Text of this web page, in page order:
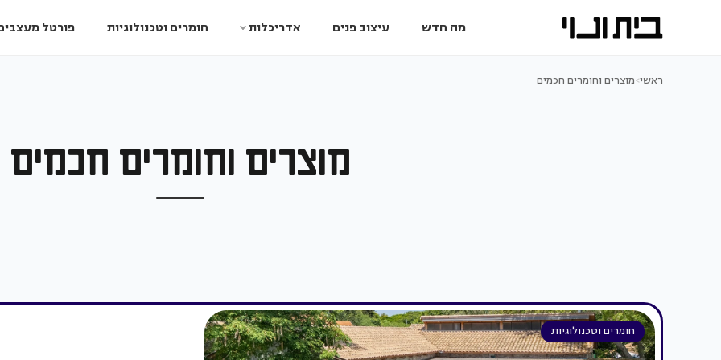
מה חדש עיצוב פנים אדריכלות חומרים וטכנולוגיות פורטל
ראשי>מוצרים וחומרים חכמים
מוצרים וחומרים חכמים
חומרים וטכנולוגיות